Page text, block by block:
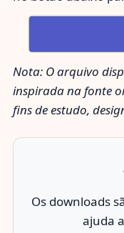
Nota: O arquivo
inspirada na fonte
fins de estudo,
Os downloads
ajuda